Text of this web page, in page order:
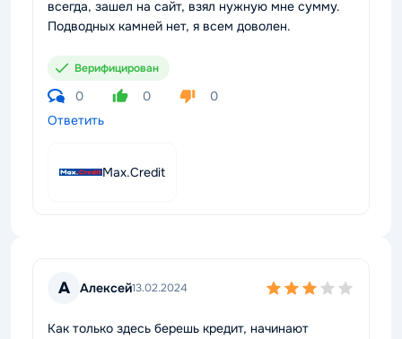
всегда, зашел на сайт, взял нужную мне сумму.
Подводных камней нет, я всем доволен.
Верифицирован
0 0
0
Ответить
Max.Credit
А Алексей13.02.2024
Как только здесь берешь кредит, начинают